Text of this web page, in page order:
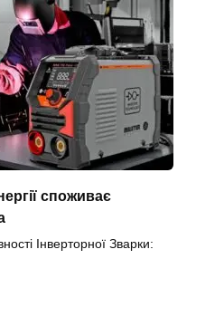
споживає
Інверторної Зварки: